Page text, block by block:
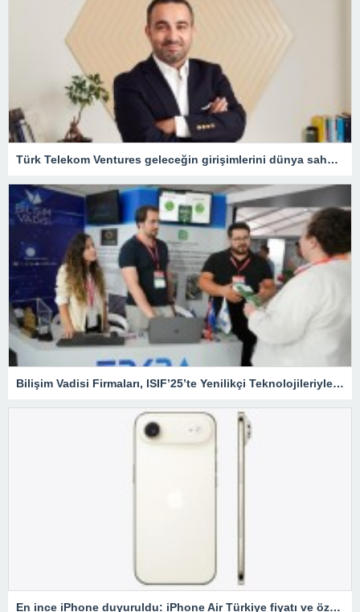
Türk Telekom Ventures geleceğin girişimlerini dünya sahnesine taşıyor
Bilişim Vadisi Firmaları, ISIF’25’te Yenilikçi Teknolojileriyle Sahne Alıyor
En ince iPhone duyuruldu: iPhone Air Türkiye fiyatı ve özellikleri